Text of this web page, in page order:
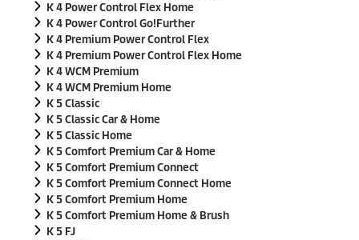
K 4 Power Control Flex Home
K 4 Power Control Go!Further
K 4 Premium Power Control Flex
K 4 Premium Power Control Flex Home
K 4 WCM Premium
K 4 WCM Premium Home
K 5 Classic
K 5 Classic Car & Home
K 5 Classic Home
K 5 Comfort Premium Car & Home
K 5 Comfort Premium Connect
K 5 Comfort Premium Connect Home
K 5 Comfort Premium Home
K 5 Comfort Premium Home & Brush
K 5 FJ